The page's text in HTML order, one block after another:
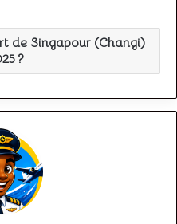
de Singapour (Changi)
?